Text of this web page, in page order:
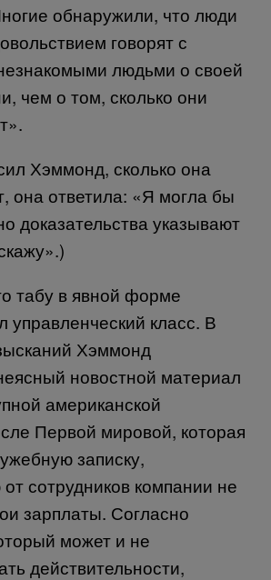
обнаружили, что люди
говорят с
людьми о своей
чем о том, сколько они
Хэммонд, сколько она
она ответила: «Я могла бы
доказательства указывают
табу в явной форме
управленческий класс. В
Хэммонд
новостной материал
американской
Первой мировой, которая
записку,
сотрудников компании не
зарплаты. Согласно
может и не
действительности,